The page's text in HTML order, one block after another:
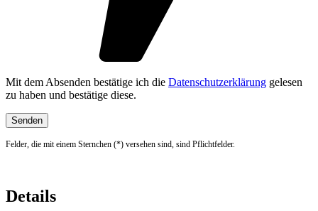
Mit dem Absenden bestätige ich die Datenschutzerklärung gelesen
zu haben und bestätige diese.
Felder, die mit einem Sternchen (*) versehen sind, sind Pflichtfelder.
Details